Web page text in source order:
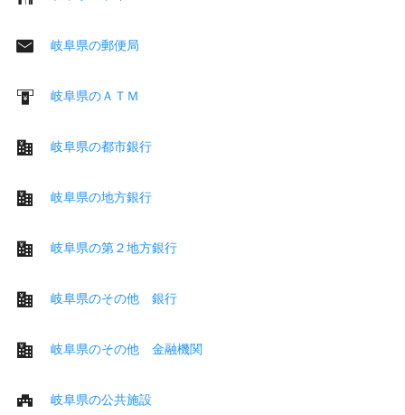
岐阜県の郵便局
岐阜県のＡＴＭ
岐阜県の都市銀行
岐阜県の地方銀行
岐阜県の第２地方銀行
岐阜県のその他 銀行
岐阜県のその他 金融機関
岐阜県の公共施設